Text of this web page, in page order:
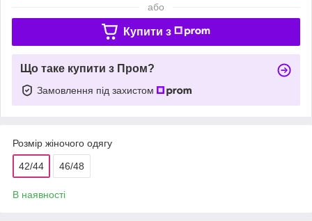
або
Купити з
Що таке купити з Пром?
Замовлення під захистом
Розмір жіночого одягу
42/44 46/48
В наявності